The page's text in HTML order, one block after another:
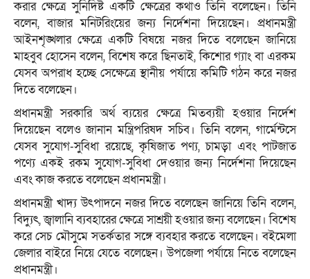
করার ক্ষেত্রে সুনির্দিষ্ট একটি ক্ষেত্রের কথাও তিনি বলেছেন। তিনি
বলেন, বাজার মনিটরিংয়ের জন্য নির্দেশনা দিয়েছেন। প্রধানমন্ত্রী
আইনশৃঙ্খলার ক্ষেত্রে একটি বিষয়ে নজর দিতে বলেছেন জানিয়ে
মাহবুব হোসেন বলেন, বিশেষ করে ছিনতাই, কিশোর গ্যাং বা এরকম
যেসব অপরাধ হচ্ছে সেক্ষেত্রে স্থানীয় পর্যায়ে কমিটি গঠন করে নজর
দিতে বলেছেন।
প্রধানমন্ত্রী সরকারি অর্থ ব্যয়ের ক্ষেত্রে মিতব্যয়ী হওয়ার নির্দেশ
দিয়েছেন বলেও জানান মন্ত্রিপরিষদ সচিব। তিনি বলেন, গার্মেন্টসে
যেসব সুযোগ-সুবিধা রয়েছে, কৃষিজাত পণ্য, চামড়া এবং পাটজাত
পণ্যে একই রকম সুযোগ-সুবিধা দেওয়ার জন্য নির্দেশনা দিয়েছেন
এবং কাজ করতে বলেছেন প্রধানমন্ত্রী।
প্রধানমন্ত্রী খাদ্য উৎপাদনে নজর দিতে বলেছেন জানিয়ে তিনি বলেন,
বিদ্যুৎ, জ্বালানি ব্যবহারের ক্ষেত্রে সাশ্রয়ী হওয়ার জন্য বলেছেন। বিশেষ
করে সেচ মৌসুমে সতর্কতার সঙ্গে ব্যবহার করতে বলেছেন। বইমেলা
জেলার বাইরে নিয়ে যেতে বলেছেন। উপজেলা পর্যায়ে নিতে বলেছেন
প্রধানমন্ত্রী।